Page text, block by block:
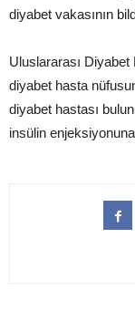
diyabet vakasının
Uluslararası
diyabet hasta
diyabet hastası
insülin